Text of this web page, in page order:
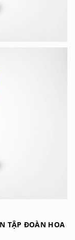
TẬP ĐOÀN HOA